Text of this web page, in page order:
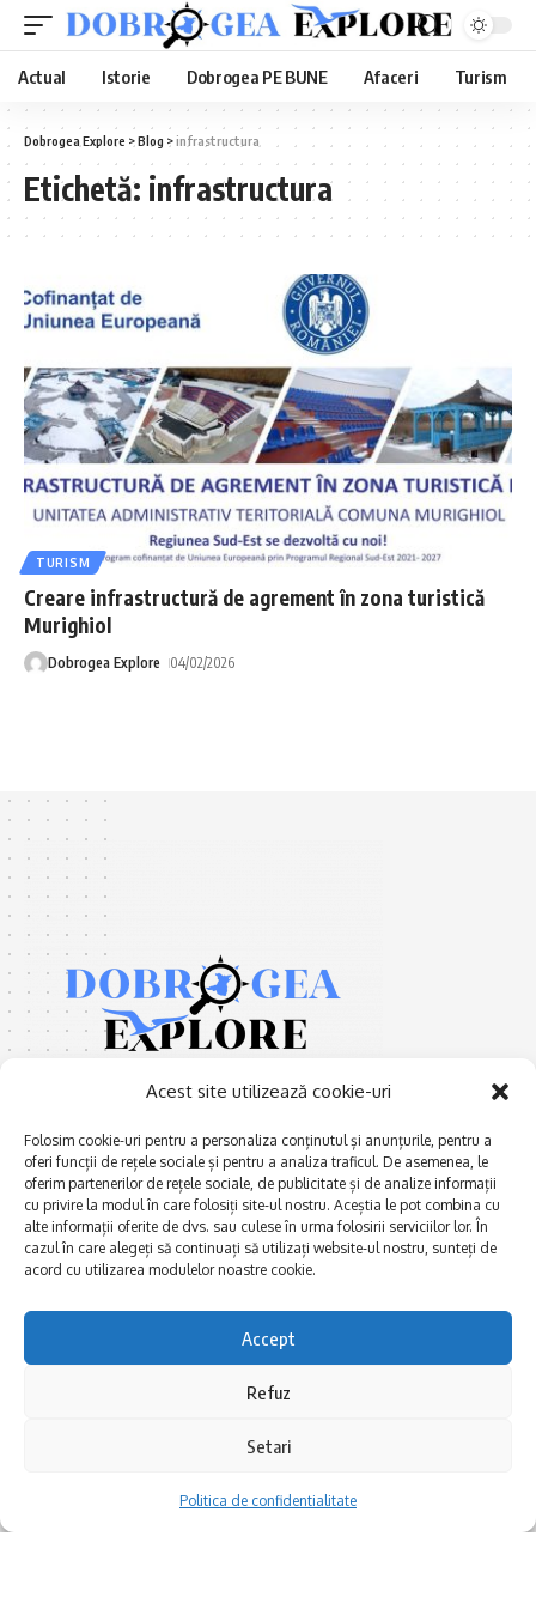
Acest site utilizează cookie-uri
Folosim cookie-uri pentru a personaliza conținutul și anunțurile, pentru a
oferi funcții de rețele sociale și pentru a analiza traficul. De asemenea, le
oferim partenerilor de rețele sociale, de publicitate și de analize informații
cu privire la modul în care folosiți site-ul nostru. Aceștia le pot combina cu
alte informații oferite de dvs. sau culese în urma folosirii serviciilor lor. În
cazul în care alegeți să continuați să utilizați website-ul nostru, sunteți de
acord cu utilizarea modulelor noastre cookie.
Accept
Refuz
Setari
Politica de confidentialitate
Actual Istorie Dobrogea PE BUNE Afaceri Turism
Dobrogea Explore >Blog >infrastructura
Etichetă: infrastructura
TURISM
Creare infrastructură de agrement în zona turistică
Murighiol
Dobrogea Explore 04/02/2026
E xplorăm Dobrogea,
Explorăm valorile locale:
Afaceri și meșteșuguri